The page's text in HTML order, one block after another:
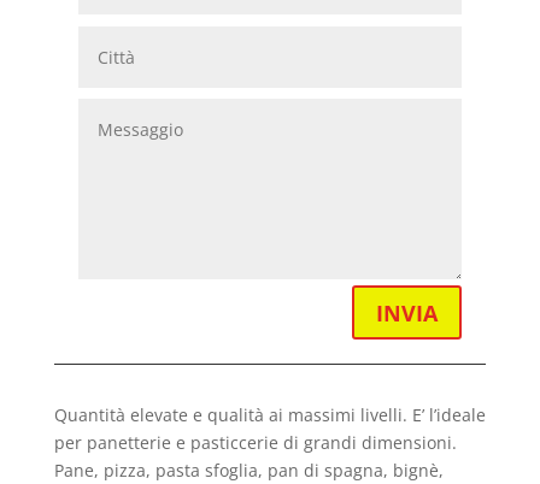
INVIA
Quantità elevate e qualità ai massimi livelli. E’ l’ideale
per panetterie e pasticcerie di grandi dimensioni.
Pane, pizza, pasta sfoglia, pan di spagna, bignè,